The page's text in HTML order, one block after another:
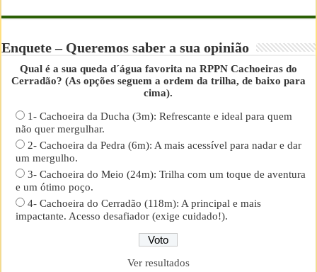
Enquete – Queremos saber a sua opinião
Qual é a sua queda d´água favorita na RPPN Cachoeiras do
Cerradão? (As opções seguem a ordem da trilha, de baixo para
cima).
1- Cachoeira da Ducha (3m): Refrescante e ideal para quem
não quer mergulhar.
2- Cachoeira da Pedra (6m): A mais acessível para nadar e dar
um mergulho.
3- Cachoeira do Meio (24m): Trilha com um toque de aventura
e um ótimo poço.
4- Cachoeira do Cerradão (118m): A principal e mais
impactante. Acesso desafiador (exige cuidado!).
Ver resultados